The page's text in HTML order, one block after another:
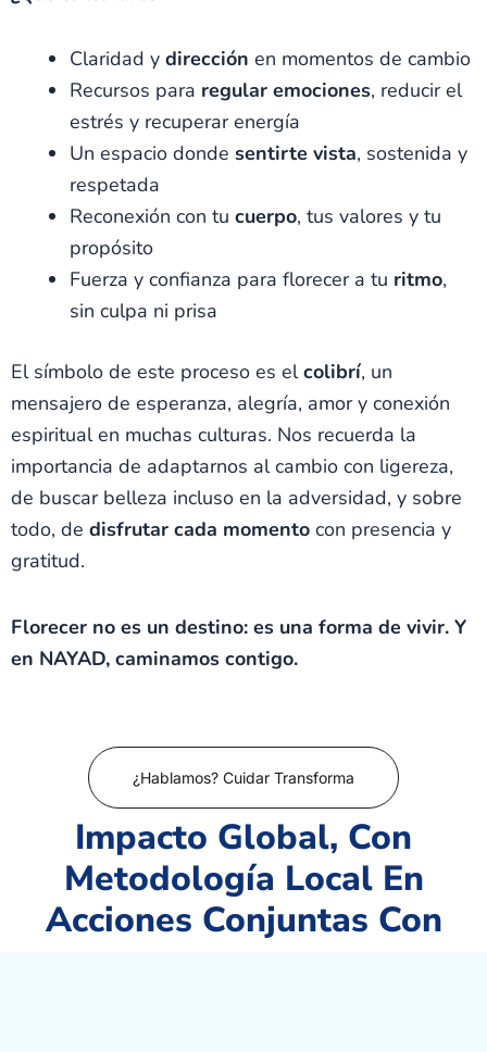
Claridad y dirección en momentos de cambio
Recursos para regular emociones, reducir el
estrés y recuperar energía
Un espacio donde sentirte vista, sostenida y
respetada
Reconexión con tu cuerpo, tus valores y tu
propósito
Fuerza y confianza para florecer a tu ritmo,
sin culpa ni prisa
El símbolo de este proceso es elcolibrí, un
mensajero de esperanza, alegría, amor y conexión
espiritual en muchas culturas. Nos recuerda la
importancia de adaptarnos al cambio con ligereza,
de buscar belleza incluso en la adversidad, y sobre
todo, de disfrutar cada momento con presencia y
gratitud.
Florecer no es un destino: es una forma de vivir. Y
en NAYAD, caminamos contigo.
¿Hablamos? Cuidar Transforma
Impacto Global, Con
Metodología Local En
Acciones Conjuntas Con